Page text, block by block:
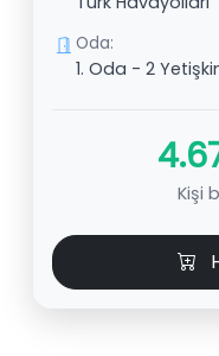
Oda:
1. Oda - 2
Kişi